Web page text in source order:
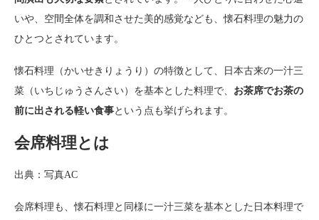
いや、空間全体を調和させた美的感覚なども、懐石料理の魅力の
ひとつとされています。
懐石料理（かいせきりょうり）の特徴として、日本古来の一汁三
菜（いちじゅうさんさい）を基本とした料理で、 お茶席でお茶の
前に出される軽い食事という点も挙げられます。
会席料理とは
出典：写真AC
会席料理も、懐石料理と同様に一汁三菜を基本とした日本料理で